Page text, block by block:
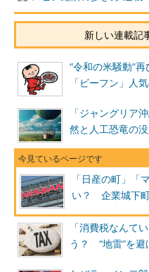
新しい連載記
“令和の米騒動”
「ビーフン」人
「ジャングリア
然と人工恐竜の
「日産の町」「
い？ 企業城下
「消費税なんて
う？ “地雷”を避